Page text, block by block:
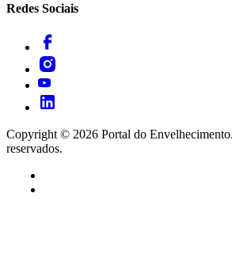
Redes Sociais
Copyright © 2026 Portal do
reservados.